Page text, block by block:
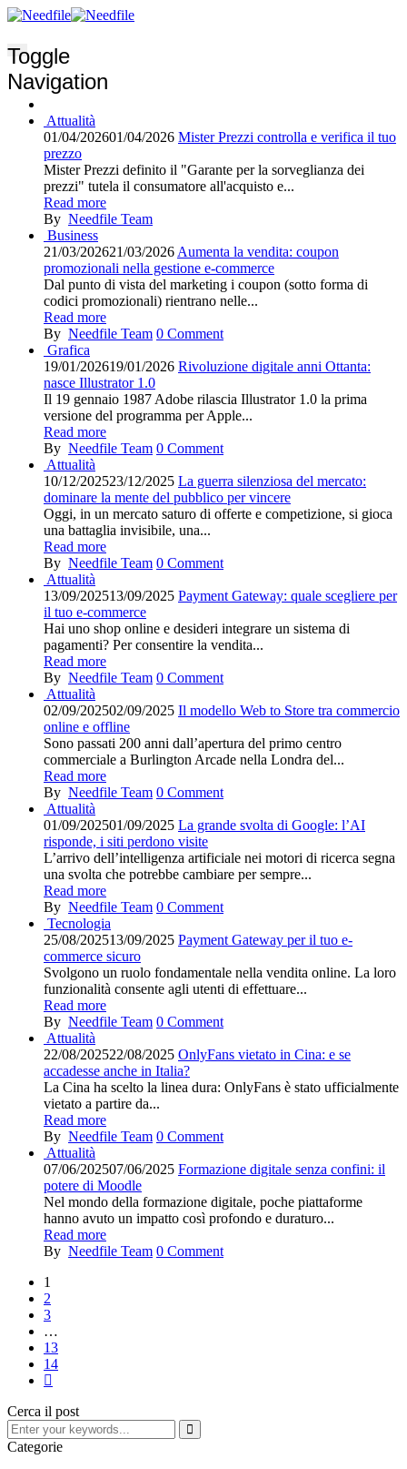
Toggle
Navigation
Attualità
01/04/202601/04/2026 Mister Prezzi controlla e verifica il tuo
prezzo
Mister Prezzi definito il "Garante per la sorveglianza dei
prezzi" tutela il consumatore all'acquisto e...
Read more
By Needfile Team
Business
21/03/202621/03/2026 Aumenta la vendita: coupon
promozionali nella gestione e-commerce
Dal punto di vista del marketing i coupon (sotto forma di
codici promozionali) rientrano nelle...
Read more
By Needfile Team 0 Comment
Grafica
19/01/202619/01/2026 Rivoluzione digitale anni Ottanta:
nasce Illustrator 1.0
Il 19 gennaio 1987 Adobe rilascia Illustrator 1.0 la prima
versione del programma per Apple...
Read more
By Needfile Team 0 Comment
Attualità
10/12/202523/12/2025 La guerra silenziosa del mercato:
dominare la mente del pubblico per vincere
Oggi, in un mercato saturo di offerte e competizione, si gioca
una battaglia invisibile, una...
Read more
By Needfile Team 0 Comment
Attualità
13/09/202513/09/2025 Payment Gateway: quale scegliere per
il tuo e-commerce
Hai uno shop online e desideri integrare un sistema di
pagamenti? Per consentire la vendita...
Read more
By Needfile Team 0 Comment
Attualità
02/09/202502/09/2025 Il modello Web to Store tra commercio
online e offline
Sono passati 200 anni dall’apertura del primo centro
commerciale a Burlington Arcade nella Londra del...
Read more
By Needfile Team 0 Comment
Attualità
01/09/202501/09/2025 La grande svolta di Google: l’AI
risponde, i siti perdono visite
L’arrivo dell’intelligenza artificiale nei motori di ricerca segna
una svolta che potrebbe cambiare per sempre...
Read more
By Needfile Team 0 Comment
Tecnologia
25/08/202513/09/2025 Payment Gateway per il tuo e-
commerce sicuro
Svolgono un ruolo fondamentale nella vendita online. La loro
funzionalità consente agli utenti di effettuare...
Read more
By Needfile Team 0 Comment
Attualità
22/08/202522/08/2025 OnlyFans vietato in Cina: e se
accadesse anche in Italia?
La Cina ha scelto la linea dura: OnlyFans è stato ufficialmente
vietato a partire da...
Read more
By Needfile Team 0 Comment
Attualità
07/06/202507/06/2025 Formazione digitale senza confini: il
potere di Moodle
Nel mondo della formazione digitale, poche piattaforme
hanno avuto un impatto così profondo e duraturo...
Read more
By Needfile Team 0 Comment
1
2
3
…
13
14
Cerca il post
Categorie